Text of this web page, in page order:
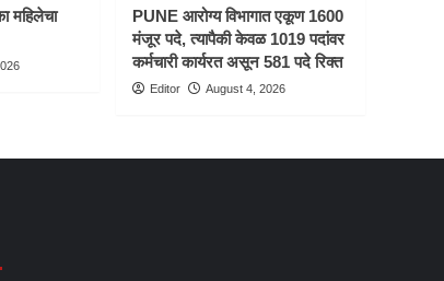
महिलेचा
PUNE आरोग्य विभागात एकूण 1600
मंजूर पदे, त्यापैकी केवळ 1019 पदांवर
कर्मचारी कार्यरत असून 581 पदे रिक्त
Editor August 4, 2026